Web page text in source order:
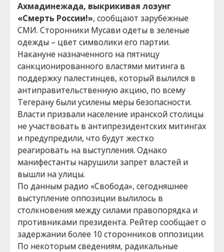
Ахмадинежада, выкрикивая лозунг
«Смерть России!», сообщают зарубежные
СМИ. Сторонники Мусави одеты в зеленые
одежды – цвет символики его партии.
Накануне назначенного на пятницу
санкционированного властями митинга в
поддержку палестинцев, который вылился в
антиправительственную акцию, по всему
Тегерану были усилены меры безопасности.
Власти призвали население иранской столицы
не участвовать в антипрезидентских митингах
и предупредили, что будут жестко
реагировать на выступления. Однако
манифестанты нарушили запрет властей и
вышли на улицы.
По данным радио «Свобода», сегодняшнее
выступление оппозиции вылилось в
столкновения между силами правопорядка и
противниками президента. Рейтер сообщает о
задержании более 10 сторонников оппозиции.
По некоторым сведениям, радикальные